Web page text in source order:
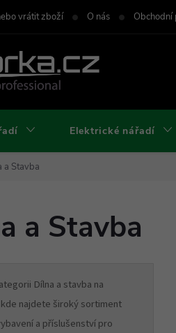
vrátit zboží O nás
Elektrické nářadí
a Stavba
a Stavba
Dílna a stavba na
najdete široký sortiment
a příslušenství pro